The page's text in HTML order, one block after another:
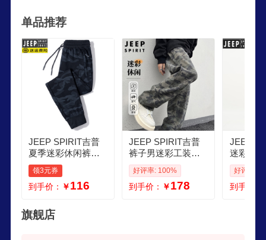
休闲的多种风格。品牌通过其功能性、耐用性和经
典的设计风格，吸引了大量户外运动爱好者和时尚
追求者。
单品推荐
JEEP SPIRIT吉普
夏季迷彩休闲裤男
棉质运动裤春秋宽
松加肥加大码直筒
长裤男 迷彩黑夏款
领3元券
到手价： ￥116
JEEP SPIRIT吉普
裤子男迷彩工装休
闲裤男士春夏季直
筒阔腿高端潮牌美
式长裤
好评率: 100%
到手价： ￥178
JEEP
迷彩裤
宽松通
步登山
战术裤
好评率:
到手价：
旗舰店